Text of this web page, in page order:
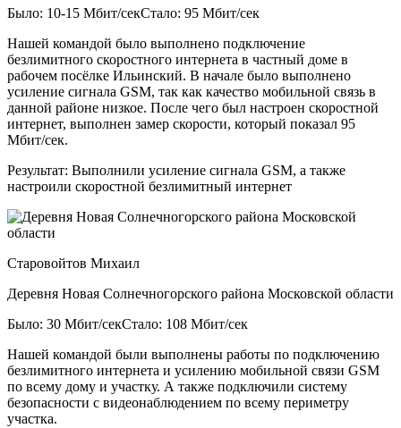
Было: 10-15 Мбит/секСтало: 95 Мбит/сек
Нашей командой было выполнено подключение
безлимитного скоростного интернета в частный доме в
рабочем посёлке Ильинский. В начале было выполнено
усиление сигнала GSM, так как качество мобильной связь в
данной районе низкое. После чего был настроен скоростной
интернет, выполнен замер скорости, который показал 95
Мбит/сек.
Результат: Выполнили усиление сигнала GSM, а также
настроили скоростной безлимитный интернет
Старовойтов Михаил
Деревня Новая Солнечногорского района Московской области
Было: 30 Мбит/секСтало: 108 Мбит/сек
Нашей командой были выполнены работы по подключению
безлимитного интернета и усилению мобильной связи GSM
по всему дому и участку. А также подключили систему
безопасности с видеонаблюдением по всему периметру
участка.